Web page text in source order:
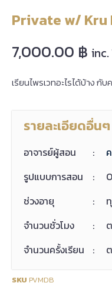
Private w/ Kru
7,000.00 ฿ inc.
เรียนไพรเวทอะไรได้บ้าง กับ
รายละเอียดอื่นๆ
อาจารย์ผู้สอน :
รูปแบบการสอน
:
ช่วงอายุ
:
จำนวนชั่วโมง
:
จำนวนครั้งเรียน
:
SKU PVMDB